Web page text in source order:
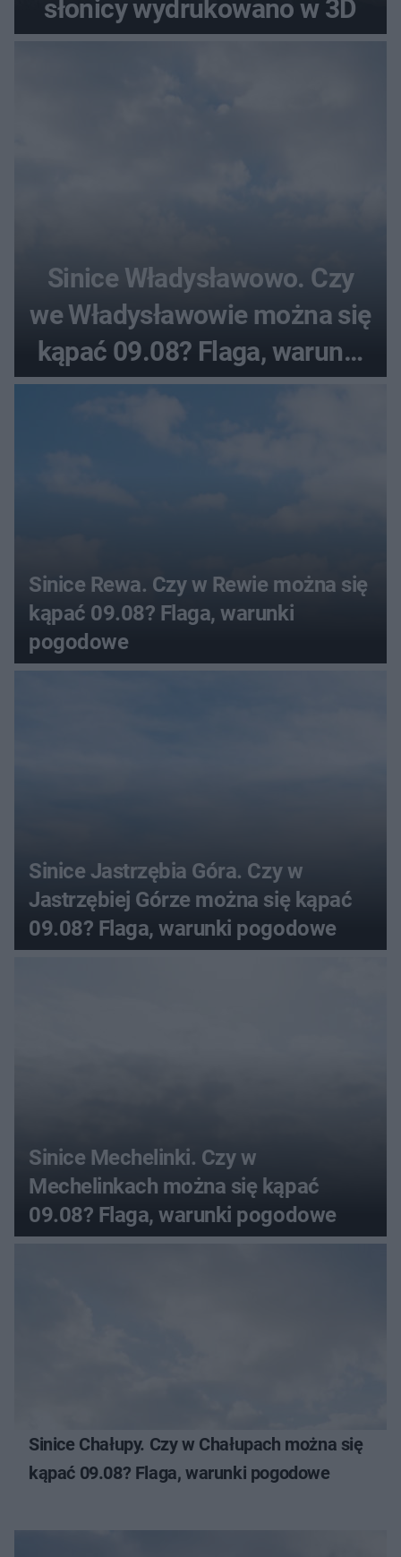
słonicy wydrukowano w 3D
Sinice Władysławowo. Czy
we Władysławowie można się
kąpać 09.08? Flaga, warunki
pogodowe
Sinice Rewa. Czy w Rewie można się
kąpać 09.08? Flaga, warunki
pogodowe
Sinice Jastrzębia Góra. Czy w
Jastrzębiej Górze można się kąpać
09.08? Flaga, warunki pogodowe
Sinice Mechelinki. Czy w
Mechelinkach można się kąpać
09.08? Flaga, warunki pogodowe
Sinice Chałupy. Czy w Chałupach można się
kąpać 09.08? Flaga, warunki pogodowe